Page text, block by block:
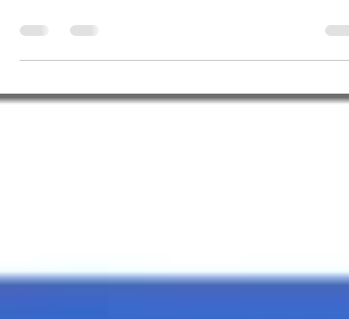
Electronic Frontier Foundation (EFF) a
découvert que chaque navigateur internet
est reconnaissable par une empreinte